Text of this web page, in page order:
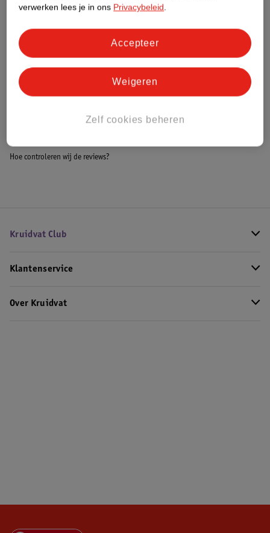
Meer informatie
Bestel & Bezorginformatie
Hoe controleren wij de reviews?
Kruidvat Club
Klantenservice
Over Kruidvat
verwerken lees je in ons Privacybeleid.
Zelf cookies beheren
Weigeren
Accepteer